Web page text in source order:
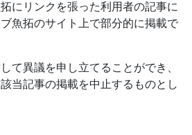
にリンクを張った利用者の記事に
魚拓のサイト上で部分的に掲載で
て異議を申し立てることができ、
当記事の掲載を中止するものとし